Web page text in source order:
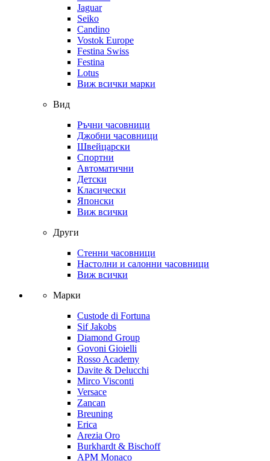
Jaguar
Seiko
Candino
Vostok Europe
Festina Swiss
Festina
Lotus
Виж всички марки
Вид
Ръчни часовници
Джобни часовници
Швейцарски
Спортни
Автоматични
Детски
Класически
Японски
Виж всички
Други
Стенни часовници
Настолни и салонни часовници
Виж всички
Марки
Custode di Fortuna
Sif Jakobs
Diamond Group
Govoni Gioielli
Rosso Academy
Davite & Delucchi
Mirco Visconti
Versace
Zancan
Breuning
Erica
Arezia Oro
Burkhardt & Bischoff
APM Monaco